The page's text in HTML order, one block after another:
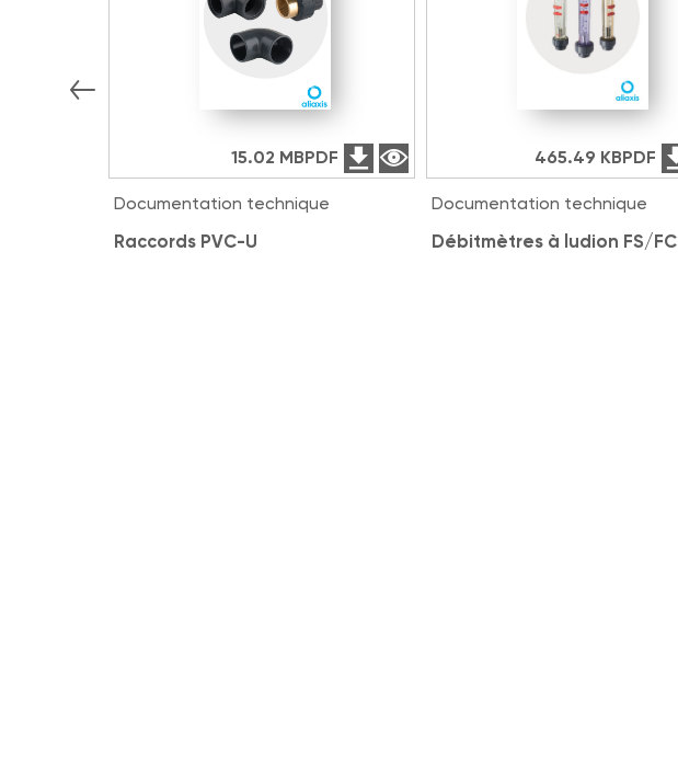
15.02 MBPDF
Documentation technique
Raccords PVC-U
465.49 KBPDF
Documentation technique
Débitmètres à ludion FS/FC